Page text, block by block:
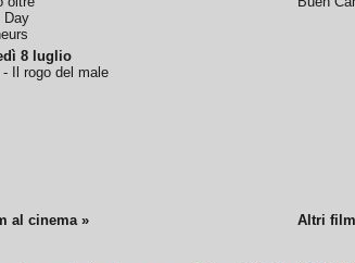
Day
8 luglio
- Il rogo del male
al cinema » Altri